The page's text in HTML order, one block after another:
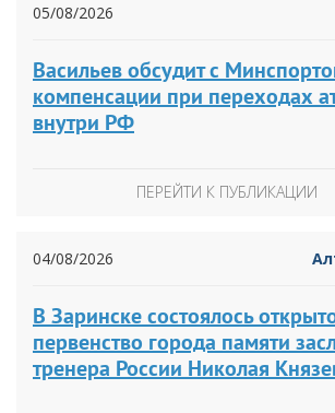
05/08/2026
Васильев обсудит с
компенсации при переходах
внутри РФ
ПЕРЕЙТИ К ПУБЛИКАЦИИ
04/08/2026
В Заринске состоялось
первенство города памяти
тренера России Николая